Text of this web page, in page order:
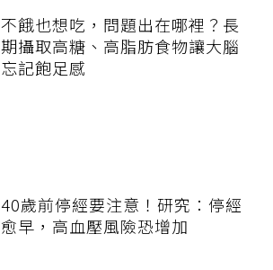
不餓也想吃，問題出在哪裡？長
期攝取高糖、高脂肪食物讓大腦
忘記飽足感
40歲前停經要注意！研究：停經
愈早，高血壓風險恐增加